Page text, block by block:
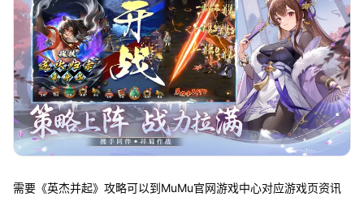
需要《英杰并起》攻略可以到MuMu官网游戏中心对应游戏页资讯